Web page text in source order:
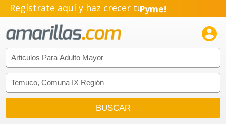
Regístrate aquí y haz crecer tuPyme!
Emprendimiento!
